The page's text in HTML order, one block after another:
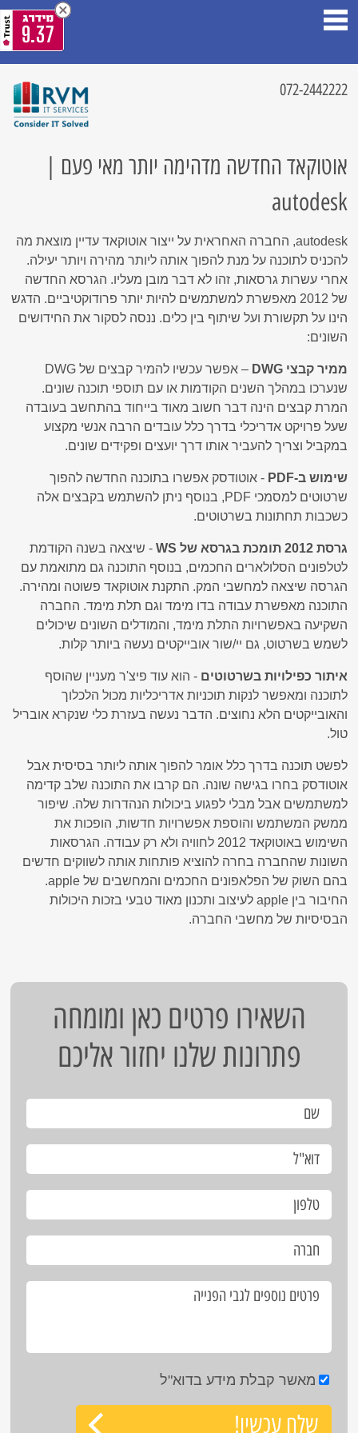
072-2442222
אוטוקאד החדשה מדהימה יותר מאי פעם |
autodesk
autodesk, החברה האחראית על ייצור אוטוקאד עדיין מוצאת מה
להכניס לתוכנה על מנת להפוך אותה ליותר מהירה ויותר יעילה.
אחרי עשרות גרסאות, זהו לא דבר מובן מעליו. הגרסא החדשה
של 2012 מאפשרת למשתמשים להיות יותר פרודוקטיביים. הדגש
הינו על תקשורת ועל שיתוף בין כלים. ננסה לסקור את החידושים
השונים:
ממיר קבצי DWG
– אפשר עכשיו להמיר קבצים של DWG
שנערכו במהלך השנים הקודמות או עם תוספי תוכנה שונים.
המרת קבצים הינה דבר חשוב מאוד בייחוד בהתחשב בעובדה
שעל פרויקט אדריכלי בדרך כלל עובדים הרבה אנשי מקצוע
במקביל וצריך להעביר אותו דרך יועצים ופקידים שונים.
שימוש ב-PDF
- אוטודסק אפשרו בתוכנה החדשה להפוך
שרטוטים למסמכי PDF, בנוסף ניתן להשתמש בקבצים אלה
כשכבות תחתונות בשרטוטים.
גרסת 2012 תומכת בגרסא של WS
- שיצאה בשנה הקודמת
לטלפונים הסלולארים החכמים, בנוסף התוכנה גם מתואמת עם
הגרסה שיצאה למחשבי המק. התקנת אוטוקאד פשוטה ומהירה.
התוכנה מאפשרת עבודה בדו מימד וגם תלת מימד. החברה
השקיעה באפשרויות התלת מימד, והמודלים השונים שיכולים
לשמש בשרטוט, גם יי/שור אובייקטים נעשה ביותר קלות.
איתור כפילויות בשרטוטים - הוא עוד פיצ'ר מעניין שהוסף
לתוכנה ומאפשר לנקות תוכניות אדריכליות מכול הלכלוך
והאובייקטים הלא נחוצים. הדבר נעשה בעזרת כלי שנקרא אובריל
טול.
לפשט תוכנה בדרך כלל אומר להפוך אותה ליותר בסיסית אבל
אוטודסק בחרו בגישה שונה. הם קרבו את התוכנה שלב קדימה
למשתמשים אבל מבלי לפגוע ביכולות הנהדרות שלה. שיפור
ממשק המשתמש והוספת אפשרויות חדשות, הופכות את
השימוש באוטוקאד 2012 לחוויה ולא רק עבודה. הגרסאות
השונות שהחברה בחרה להוציא פותחות אותה לשווקים חדשים
בהם השוק של הפלאפונים החכמים והמחשבים של apple.
החיבור בין apple לעיצוב ותכנון מאוד טבעי בזכות היכולות
הבסיסיות של מחשבי החברה.
השאירו פרטים כאן ומומחה
פתרונות שלנו יחזור אליכם
מאשר קבלת מידע בדוא"ל
שלח עכשיו!
9.37